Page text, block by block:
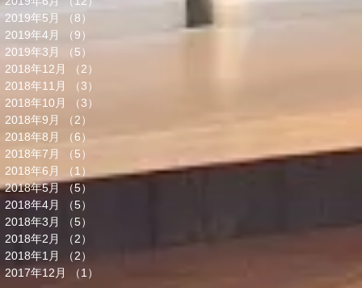
2019年5月
（8）
2019年4月
（9）
2019年3月
（5）
2018年12月
（2）
2018年11月
（3）
2018年10月
（3）
2018年9月
（2）
2018年8月
（6）
2018年7月
（5）
2018年6月
（1）
1件の記事
2018年5月
（5）
2018年4月
（5）
2018年3月
（5）
2018年2月
（2）
2018年1月
（2）
2017年12月
（1）